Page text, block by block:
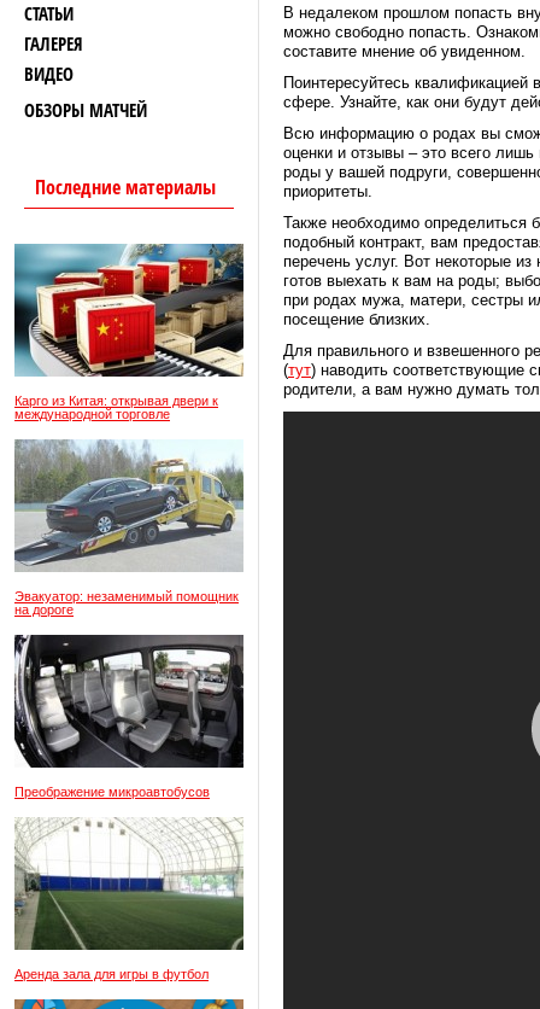
СТАТЬИ
ГАЛЕРЕЯ
ВИДЕО
ОБЗОРЫ МАТЧЕЙ
Последние материалы
Карго из Китая: открывая двери к
международной торговле
Эвакуатор: незаменимый помощник
на дороге
Преображение микроавтобусов
Аренда зала для игры в футбол
В недалеком прошлом попасть
можно свободно попасть.
составите мнение об увиденном.
Поинтересуйтесь квалификацией
сфере. Узнайте, как они будут
Всю информацию о родах вы
оценки и отзывы – это всего
роды у вашей подруги,
приоритеты.
Также необходимо определиться
подобный контракт, вам
перечень услуг. Вот некоторые
готов выехать к вам на роды;
при родах мужа, матери, сестры
посещение близких.
Для правильного и взвешенного
(тут) наводить соответствующие
родители, а вам нужно думать